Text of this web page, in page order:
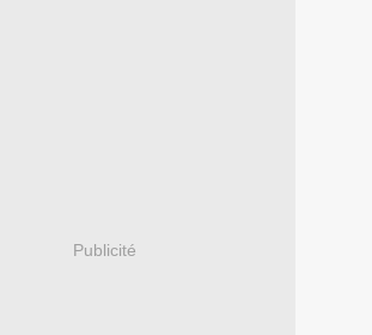
Publicité